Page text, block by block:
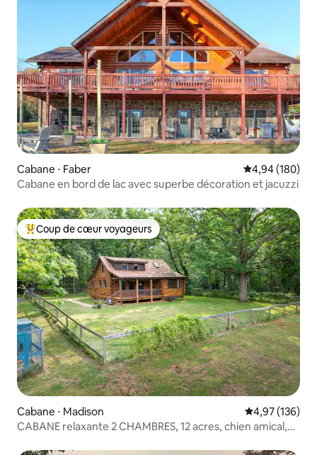
Cabane ⋅ Faber Évaluation
4,94 (180)
Cabane en bord de lac avec superbe décoration et jacuzzi
Coups de cœur voyageurs les plus appréciés
Coup de cœur voyageurs
Cabane ⋅ Madison Évaluation
4,97 (136)
CABANE relaxante 2 CHAMBRES, 12 acres, chien amical,